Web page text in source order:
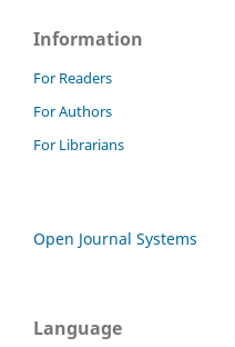
Information
For Readers
For Authors
For Librarians
Open Journal Systems
Language